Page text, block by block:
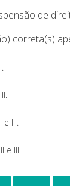
de
correta(s)
I.
III.
I e III.
II e III.